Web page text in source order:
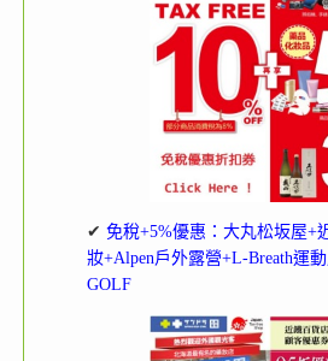
✔ 免稅+5%優惠：大丸松坂屋+
妝+Alpen戶外露營+L-Breath運
GOLF